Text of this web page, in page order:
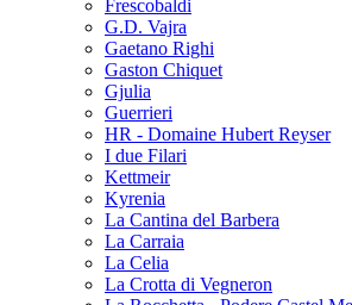
Frescobaldi
G.D. Vajra
Gaetano Righi
Gaston Chiquet
Gjulia
Guerrieri
HR - Domaine Hubert Reyser
I due Filari
Kettmeir
Kyrenia
La Cantina del Barbera
La Carraia
La Celia
La Crotta di Vegneron